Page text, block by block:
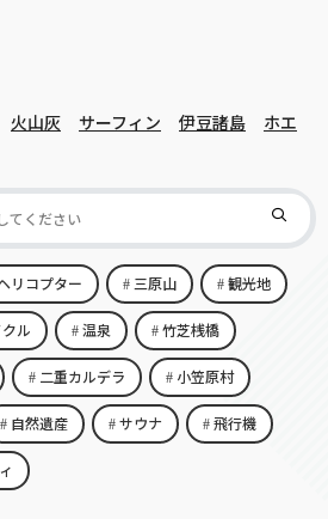
火山灰 サーフィン 伊豆諸島
ホエ
リコプター 三原山 観光地
ル 温泉 竹芝桟橋
二重カルデラ 小笠原村
自然遺産 サウナ 飛行機